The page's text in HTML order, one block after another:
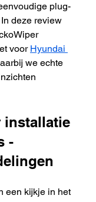
plug-
deze review
voor Hyundai
we echte
installatie
-
een kijkje in het